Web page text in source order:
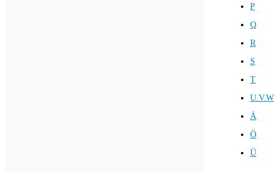
P
Q
R
S
T
Ä
Ö
Ü